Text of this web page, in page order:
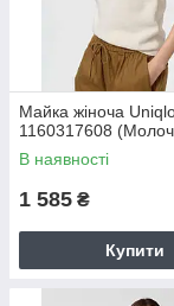
Майка жіноча
1160317608
В наявності
1 585 ₴
Купити